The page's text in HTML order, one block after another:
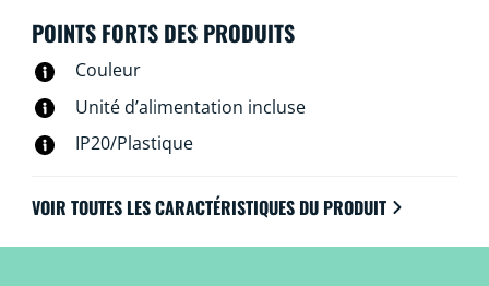
vocales pour régler l’intensité ou utilisez des modes
POINTS FORTS DES PRODUITS
Couleur
Unité d’alimentation incluse
IP20/Plastique
VOIR TOUTES LES CARACTÉRISTIQUES DU PRODUIT